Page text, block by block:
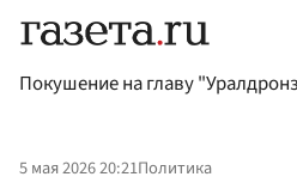
Покушение на главу
5 мая 2026 20:21Политика